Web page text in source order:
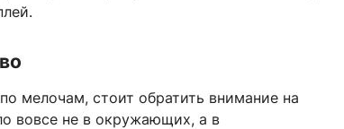
мелочам, стоит обратить внимание на
вовсе не в окружающих, а в